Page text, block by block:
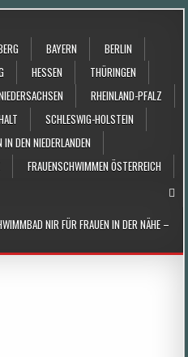
BAYERN
BERLIN
HESSEN
THÜRINGEN
RHEINLAND-PFALZ
SCHLESWIG-HOLSTEIN
DEN NIEDERLANDEN
FRAUENSCHWIMMEN ÖSTERREICH
NIR FÜR FRAUEN IN DER NÄHE –